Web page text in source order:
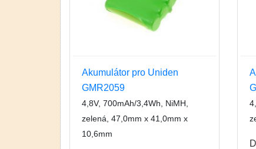
Akumulátor pro Uniden
GMR2059
4,8V, 700mAh/3,4Wh, NiMH,
zelená, 47,0mm x 41,0mm x
10,6mm